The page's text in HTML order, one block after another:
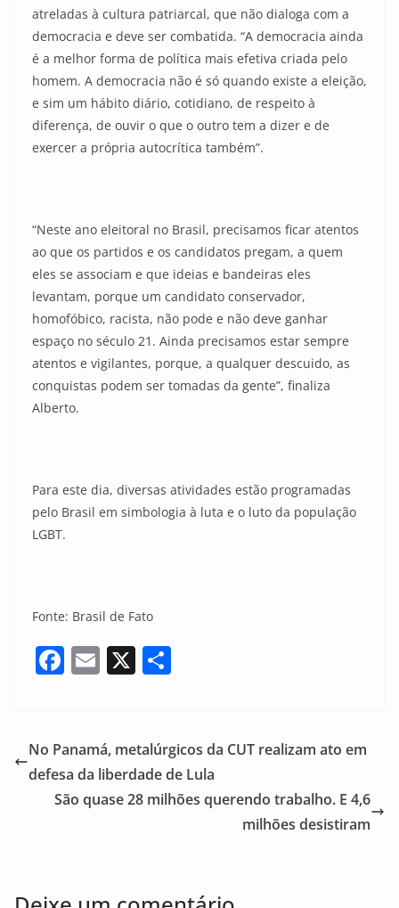
atreladas à cultura patriarcal, que não dialoga com a
democracia e deve ser combatida. “A democracia ainda
é a melhor forma de política mais efetiva criada pelo
homem. A democracia não é só quando existe a eleição,
e sim um hábito diário, cotidiano, de respeito à
diferença, de ouvir o que o outro tem a dizer e de
exercer a própria autocrítica também”.
“Neste ano eleitoral no Brasil, precisamos ficar atentos
ao que os partidos e os candidatos pregam, a quem
eles se associam e que ideias e bandeiras eles
levantam, porque um candidato conservador,
homofóbico, racista, não pode e não deve ganhar
espaço no século 21. Ainda precisamos estar sempre
atentos e vigilantes, porque, a qualquer descuido, as
conquistas podem ser tomadas da gente”, finaliza
Alberto.
Para este dia, diversas atividades estão programadas
pelo Brasil em simbologia à luta e o luto da população
LGBT.
Fonte: Brasil de Fato
F
e
b
o
E
l
X
e
No Panamá, metalúrgicos da CUT realizam ato em
defesa da liberdade de Lula
São quase 28 milhões querendo trabalho. E 4,6
milhões desistiram